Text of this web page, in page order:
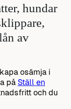
hundar
av
osämja i
på Ställ en
och du